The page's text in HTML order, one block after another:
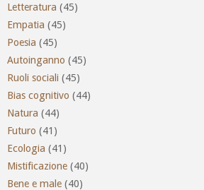
Letteratura (45)
Empatia (45)
Poesia (45)
Autoinganno (45)
Ruoli sociali (45)
Bias cognitivo (44)
Natura (44)
Futuro (41)
Ecologia (41)
Mistificazione (40)
Bene e male (40)